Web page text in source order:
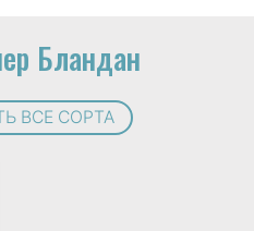
Бландан
ВСЕ СОРТА